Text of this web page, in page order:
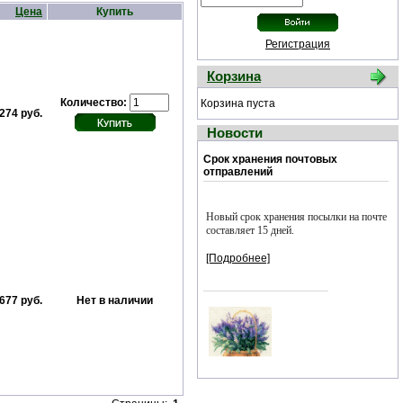
Цена Купить
274 руб.
Количество:
677 руб. Нет в наличии
Регистрация
Корзина
Корзина пуста
Новости
Срок хранения почтовых
отправлений
Новый срок хранения посылки на почте
составляет 15 дней.
[Подробнее]